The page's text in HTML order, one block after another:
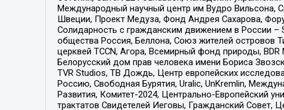
Международный научный центр им Вудро Вильсона,
Швеции, Проект Медуза, Фонд Андрея Сахарова,
Солидарность с гражданским движением в России –
общества Россия, Беллона, Союз жителей островов
церквей TCCN, Агора, Всемирный фонд природы,
Белорусский дом прав человека имени Бориса
TVR Studios, ТВ Дождь, Центр европейских
Россию, Свободная Бурятия, Uralic, UnKremlin,
Развития, Комитет-2024, Центрально-Европейский
трактатов Свидетелей Иеговы, Гражданский Совет,